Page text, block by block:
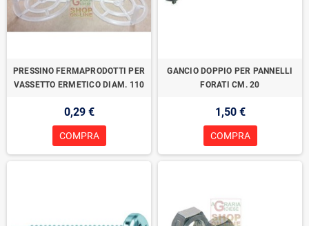
PRESSINO FERMAPRODOTTI PER
VASSETTO ERMETICO DIAM. 110
0,29 €
COMPRA
GANCIO DOPPIO PER PANNELLI
FORATI CM. 20
1,50 €
COMPRA